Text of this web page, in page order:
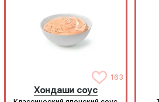
163
Хондаши соус